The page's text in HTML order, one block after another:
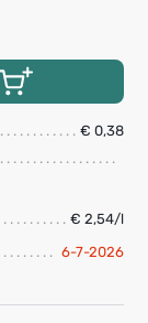
€ 0,38
€ 2,54/l
6-7-2026